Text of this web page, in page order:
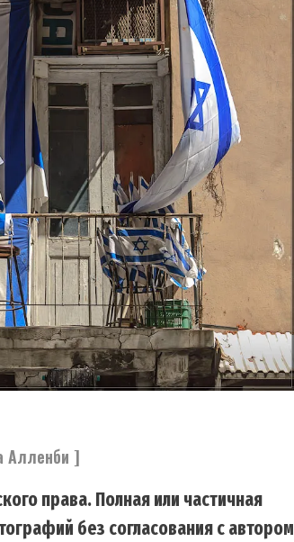
Алленби ]
права. Полная или частичная
без согласования с автором